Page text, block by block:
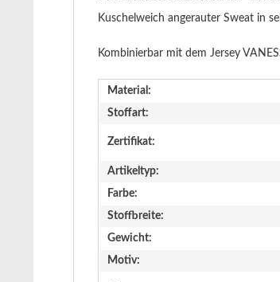
Kuschelweich angerauter Sweat in
Kombinierbar mit dem Jersey
Material:
Stoffart:
Zertifikat:
Artikeltyp:
Farbe:
Stoffbreite:
Gewicht:
Motiv: